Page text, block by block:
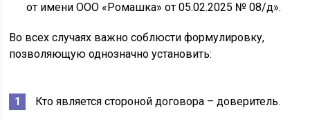
от имени ООО «Ромашка» от 05.02.2025 № 08/д».
Во всех случаях важно соблюсти формулировку,
позволяющую однозначно установить:
Кто является стороной договора – доверитель.